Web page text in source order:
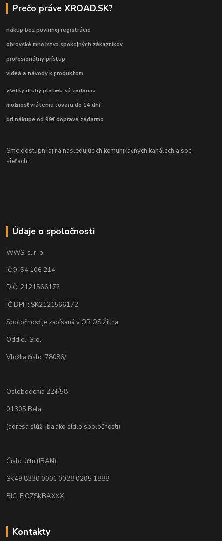
Prečo práve XROAD.SK?
nákup bez povinnej registrácie
obrovské množstvo spokojných zákazníkov
profesionálny prístup
videá a návody k produktom
všetky druhy platieb sú zadarmo
možnosť vrátenia tovaru do 14 dní
pri nákupe od 99€ doprava zadarmo
Sme dostupní aj na nasledujúcich komunikačných kanáloch a soc.
sieťach:
Údaje o spoločnosti
WWS, s. r. o.
IČO: 54 106 214
DIČ: 2121566172
IČ DPH: SK2121566172
Spoločnosť je zapísaná v OR OS Žilina
Oddiel: Sro.
Vložka číslo: 78086/L
Oslobodenia 224/58
01305 Belá
(adresa slúži iba ako sídlo spoločnosti)
Číslo účtu (IBAN):
SK49 8330 0000 0028 0205 1888
BIC: FIOZSKBAXXX
Kontakty